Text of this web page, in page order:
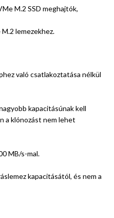
M.2 SSD meghajtók,
lemezekhez.
való csatlakoztatása nélkül
kapacitásúnak kell
a klónozást nem lehet
MB/s-mal.
kapacitásától, és nem a